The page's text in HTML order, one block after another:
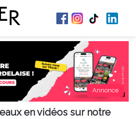
Annonce
en vidéos sur notre